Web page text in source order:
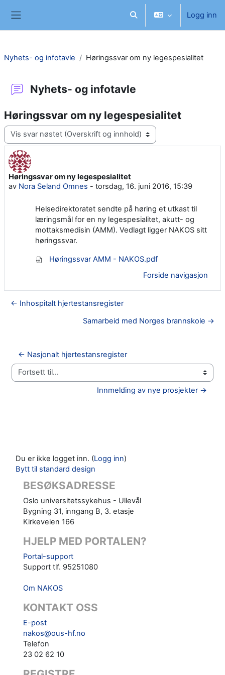
Veksle inndata for søk
Logg inn
Nyhets- og infotavle Høringssvar om ny legespesialitet
Nyhets- og infotavle
Høringssvar om ny legespesialitet
Visningsmodus
Høringssvar om ny legespesialitet
av Nora Seland Omnes - torsdag, 16. juni 2016, 15:39
Antall svar: 0
Helsedirektoratet sendte på høring et utkast til
læringsmål for en ny legespesialitet, akutt- og
mottaksmedisin (AMM). Vedlagt ligger NAKOS sitt
høringssvar.
Høringssvar AMM - NAKOS.pdf
Forside navigasjon
← Inhospitalt hjertestansregister
Samarbeid med Norges brannskole →
← Nasjonalt hjertestansregister
Fortsett til...
Innmelding av nye prosjekter →
Du er ikke logget inn. (Logg inn)
Bytt til standard design
BESØKSADRESSE
Oslo universitetssykehus - Ullevål
Bygning 31, inngang B, 3. etasje
Kirkeveien 166
HJELP MED PORTALEN?
Portal-support
Support tlf. 95251080
Om NAKOS
KONTAKT OSS
E-post
nakos@ous-hf.no
Telefon
23 02 62 10